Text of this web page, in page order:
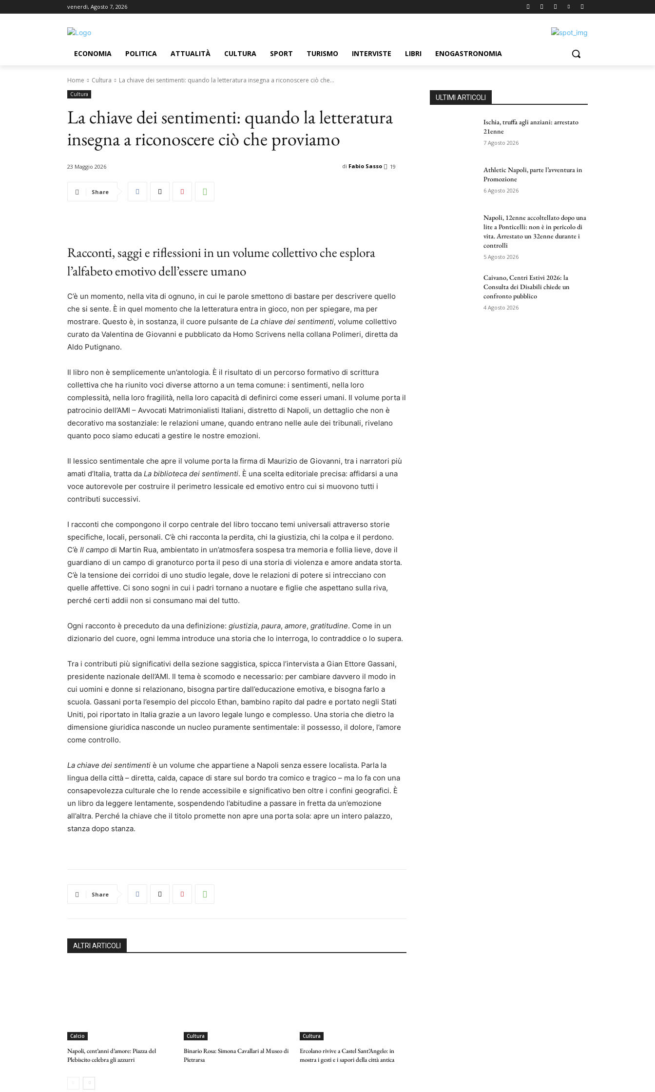
venerdì, Agosto 7, 2026
ECONOMIA POLITICA ATTUALITÀ CULTURA SPORT TURISMO INTERVISTE LIBRI ENOGASTRONOMIA
Home Cultura La chiave dei sentimenti: quando la letteratura insegna a riconoscere ciò che...
Cultura
La chiave dei sentimenti: quando la letteratura
insegna a riconoscere ciò che proviamo
23 Maggio 2026 19
di Fabio Sasso
Share
Racconti, saggi e riflessioni in un volume collettivo che esplora
l’alfabeto emotivo dell’essere umano
C’è un momento, nella vita di ognuno, in cui le parole smettono di bastare per descrivere quello
che si sente. È in quel momento che la letteratura entra in gioco, non per spiegare, ma per
mostrare. Questo è, in sostanza, il cuore pulsante de La chiave dei sentimenti, volume collettivo
curato da Valentina de Giovanni e pubblicato da Homo Scrivens nella collana Polimeri, diretta da
Aldo Putignano.
Il libro non è semplicemente un’antologia. È il risultato di un percorso formativo di scrittura
collettiva che ha riunito voci diverse attorno a un tema comune: i sentimenti, nella loro
complessità, nella loro fragilità, nella loro capacità di definirci come esseri umani. Il volume porta il
patrocinio dell’AMI – Avvocati Matrimonialisti Italiani, distretto di Napoli, un dettaglio che non è
decorativo ma sostanziale: le relazioni umane, quando entrano nelle aule dei tribunali, rivelano
quanto poco siamo educati a gestire le nostre emozioni.
Il lessico sentimentale che apre il volume porta la firma di Maurizio de Giovanni, tra i narratori più
amati d’Italia, tratta da La biblioteca dei sentimenti. È una scelta editoriale precisa: affidarsi a una
voce autorevole per costruire il perimetro lessicale ed emotivo entro cui si muovono tutti i
contributi successivi.
I racconti che compongono il corpo centrale del libro toccano temi universali attraverso storie
specifiche, locali, personali. C’è chi racconta la perdita, chi la giustizia, chi la colpa e il perdono.
C’è Il campo di Martin Rua, ambientato in un’atmosfera sospesa tra memoria e follia lieve, dove il
guardiano di un campo di granoturco porta il peso di una storia di violenza e amore andata storta.
C’è la tensione dei corridoi di uno studio legale, dove le relazioni di potere si intrecciano con
quelle affettive. Ci sono sogni in cui i padri tornano a nuotare e figlie che aspettano sulla riva,
perché certi addii non si consumano mai del tutto.
Ogni racconto è preceduto da una definizione: giustizia, paura, amore, gratitudine. Come in un
dizionario del cuore, ogni lemma introduce una storia che lo interroga, lo contraddice o lo supera.
Tra i contributi più significativi della sezione saggistica, spicca l’intervista a Gian Ettore Gassani,
presidente nazionale dell’AMI. Il tema è scomodo e necessario: per cambiare davvero il modo in
cui uomini e donne si relazionano, bisogna partire dall’educazione emotiva, e bisogna farlo a
scuola. Gassani porta l’esempio del piccolo Ethan, bambino rapito dal padre e portato negli Stati
Uniti, poi riportato in Italia grazie a un lavoro legale lungo e complesso. Una storia che dietro la
dimensione giuridica nasconde un nucleo puramente sentimentale: il possesso, il dolore, l’amore
come controllo.
La chiave dei sentimenti è un volume che appartiene a Napoli senza essere localista. Parla la
lingua della città – diretta, calda, capace di stare sul bordo tra comico e tragico – ma lo fa con una
consapevolezza culturale che lo rende accessibile e significativo ben oltre i confini geografici. È
un libro da leggere lentamente, sospendendo l’abitudine a passare in fretta da un’emozione
all’altra. Perché la chiave che il titolo promette non apre una porta sola: apre un intero palazzo,
stanza dopo stanza.
Share
ALTRI ARTICOLI
Calcio
Napoli, cent’anni d’amore: Piazza del
Plebiscito celebra gli azzurri
Cultura
Binario Rosa: Simona Cavallari al Museo di
Pietrarsa
Cultura
Ercolano rivive a Castel Sant’Angelo: in
mostra i gesti e i sapori della città antica
ULTIMI ARTICOLI
Ischia, truffa agli anziani: arrestato
21enne
7 Agosto 2026
Athletic Napoli, parte l’avventura in
Promozione
6 Agosto 2026
Napoli, 12enne accoltellato dopo una
lite a Ponticelli: non è in pericolo di
vita. Arrestato un 32enne durante i
controlli
5 Agosto 2026
Caivano, Centri Estivi 2026: la
Consulta dei Disabili chiede un
confronto pubblico
4 Agosto 2026